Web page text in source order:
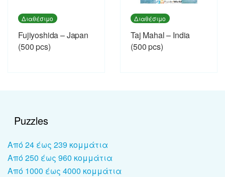
Διαθέσιμο
Fujiyoshida – Japan
(500 pcs)
Διαθέσιμο
Taj Mahal – India
(500 pcs)
Puzzles
Από 24 έως 239 κομμάτια
Από 250 έως 960 κομμάτια
Από 1000 έως 4000 κομμάτια